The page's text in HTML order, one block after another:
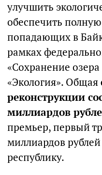
улучшить
обеспечить
попадающих в
рамках
«Сохранение
«Экология». Общая
реконструкции
миллиардов
премьер, первый
миллиардов
республику.